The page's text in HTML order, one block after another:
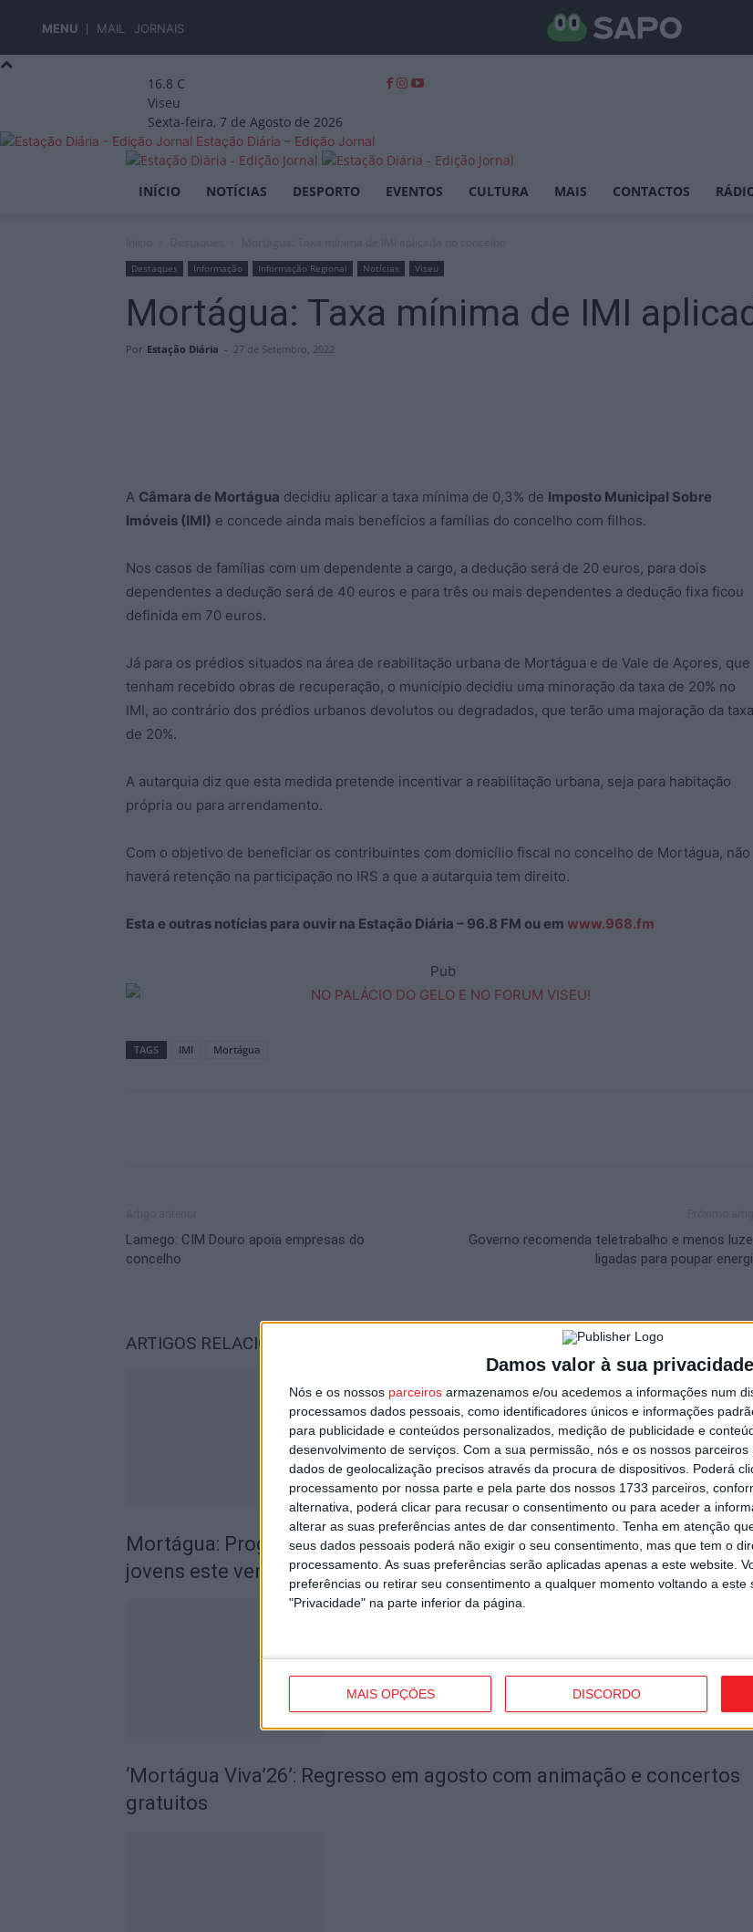
Damos valor à sua privacidade
Nós e os nossos parceiros armazenamos e/ou acedemos a informações num
processamos dados pessoais, como identificadores únicos e informações
para publicidade e conteúdos personalizados, medição de publicidade e
desenvolvimento de serviços. Com a sua permissão, nós e os nossos
dados de geolocalização precisos através da procura de dispositivos. Poderá
processamento por nossa parte e pela parte dos nossos 1733 parceiros,
alternativa, poderá clicar para recusar o consentimento ou para aceder a
alterar as suas preferências antes de dar consentimento. Tenha em atenção
seus dados pessoais poderá não exigir o seu consentimento, mas que tem o
processamento. As suas preferências serão aplicadas apenas a este website.
preferências ou retirar seu consentimento a qualquer momento voltando a este
"Privacidade" na parte inferior da página.
MAIS OPÇÕES DISCORDO
MENU MAIL JORNAIS
16.8 C
Viseu
Sexta-feira, 7 de Agosto de 2026
Estação Diária – Edição Jornal
INÍCIO NOTÍCIAS DESPORTO EVENTOS CULTURA MAIS CONTACTOS
Destaques Informação Informação Regional Notícias Viseu
Mortágua: Taxa mínima de IMI
Por Estação Diária - 27 de Setembro, 2022
A Câmara de Mortágua decidiu aplicar a taxa mínima de 0,3% de Imposto Municipal Sobre
Imóveis (IMI) e concede ainda mais benefícios a famílias do concelho com filhos.
Nos casos de famílias com um dependente a cargo, a dedução será de 20 euros, para dois
dependentes a dedução será de 40 euros e para três ou mais dependentes a dedução fixa ficou
definida em 70 euros.
Já para os prédios situados na área de reabilitação urbana de Mortágua e de Vale de Açores, que
tenham recebido obras de recuperação, o município decidiu uma minoração da taxa de 20% no
IMI, ao contrário dos prédios urbanos devolutos ou degradados, que terão uma majoração da taxa
de 20%.
A autarquia diz que esta medida pretende incentivar a reabilitação urbana, seja para habitação
própria ou para arrendamento.
Com o objetivo de beneficiar os contribuintes com domicílio fiscal no concelho de Mortágua, não
haverá retenção na participação no IRS a que a autarquia tem direito.
Esta e outras notícias para ouvir na Estação Diária – 96.8 FM ou em www.968.fm
Pub
TAGS IMI Mortágua
Lamego: CIM Douro apoia empresas do
concelho
Governo recomenda teletrabalho e menos
ligadas para poupar
ARTIGOS RELACIONADOS
Mortágua: Programa Jovens Estudantes em Férias envolve 100
jovens este verão
‘Mortágua Viva’26’: Regresso em agosto com animação e concertos
gratuitos